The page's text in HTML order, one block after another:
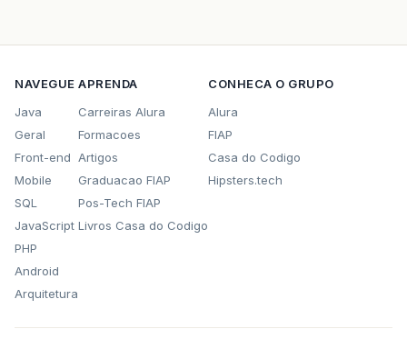
NAVEGUE
Java
Geral
Front-end
Mobile
SQL
JavaScript
PHP
Android
Arquitetura
APRENDA
Carreiras Alura
Formacoes
Artigos
Graduacao FIAP
Pos-Tech FIAP
Livros Casa do Codigo
CONHECA O GRUPO
Alura
FIAP
Casa do Codigo
Hipsters.tech